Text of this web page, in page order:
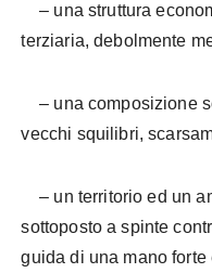
– una struttura
terziaria, debolmente
– una composizione
vecchi squilibri,
– un territorio ed un
sottoposto a spinte
guida di una mano forte